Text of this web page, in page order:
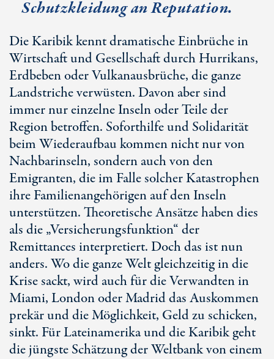
Schutzkleidung an Reputation.
Die Karibik kennt dramatische Einbrüche in
Wirtschaft und Gesellschaft durch Hurrikans,
Erdbeben oder Vulkanausbrüche, die ganze
Landstriche verwüsten. Davon aber sind
immer nur einzelne Inseln oder Teile der
Region betroffen. Soforthilfe und Solidarität
beim Wiederaufbau kommen nicht nur von
Nachbarinseln, sondern auch von den
Emigranten, die im Falle solcher Katastrophen
ihre Familienangehörigen auf den Inseln
unterstützen. Theoretische Ansätze haben dies
als die „Versicherungsfunktion“ der
Remittances interpretiert. Doch das ist nun
anders. Wo die ganze Welt gleichzeitig in die
Krise sackt, wird auch für die Verwandten in
Miami, London oder Madrid das Auskommen
prekär und die Möglichkeit, Geld zu schicken,
sinkt. Für Lateinamerika und die Karibik geht
die jüngste Schätzung der Weltbank von einem